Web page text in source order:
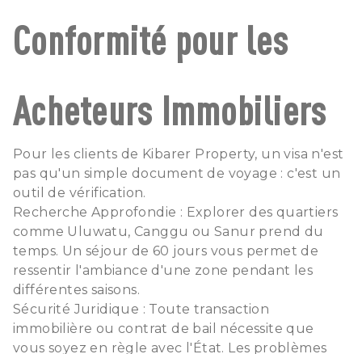
Conformité pour les
Acheteurs Immobiliers
Pour les clients de Kibarer Property, un visa n'est
pas qu'un simple document de voyage : c'est un
outil de vérification.
Recherche Approfondie : Explorer des quartiers
comme Uluwatu, Canggu ou Sanur prend du
temps. Un séjour de 60 jours vous permet de
ressentir l'ambiance d'une zone pendant les
différentes saisons.
Sécurité Juridique : Toute transaction
immobilière ou contrat de bail nécessite que
vous soyez en règle avec l'État. Les problèmes